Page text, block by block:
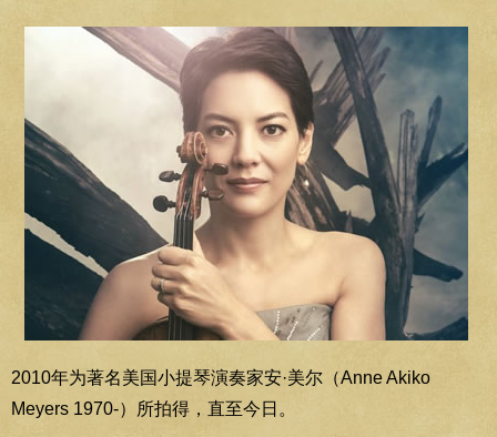
2010年为著名美国小提琴演奏家安·美尔（Anne Akiko
Meyers 1970-）所拍得，直至今日。